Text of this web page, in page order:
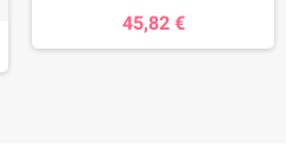
45,82 €